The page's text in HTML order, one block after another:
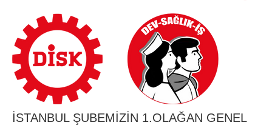
İSTANBUL ŞUBEMİZİN 1.OLAĞAN GENEL